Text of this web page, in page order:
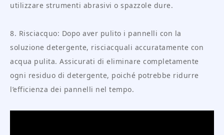
utilizzare strumenti abrasivi o spazzole dure.
8. Risciacquo: Dopo aver pulito i pannelli con la
soluzione detergente, risciacquali accuratamente con
acqua pulita. Assicurati di eliminare completamente
ogni residuo di detergente, poiché potrebbe ridurre
l’efficienza dei pannelli nel tempo.